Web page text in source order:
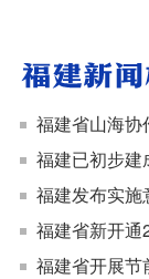
福建省山海协
福建已初步建
福建发布实施
福建省新开通
福建省开展节